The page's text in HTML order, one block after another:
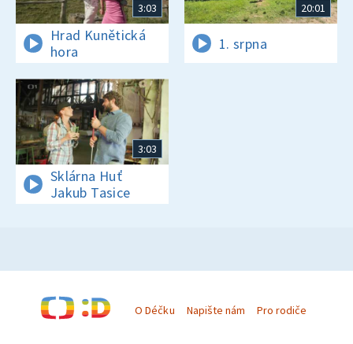
3:03
Hrad Kunětická
hora
20:01
1. srpna
3:03
Sklárna Huť
Jakub Tasice
O Déčku Napište nám Pro rodiče